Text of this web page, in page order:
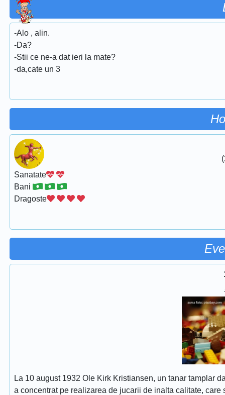
-Alo , alin.
-Da?
-Stii ce ne-a dat ieri la mate?
-da,cate un 3
Sanatate
Bani
Dragoste
La 10 august 1932 Ole Kirk Kristiansen, un tanar tamplar
a concentrat pe realizarea de jucarii de inalta calitate,